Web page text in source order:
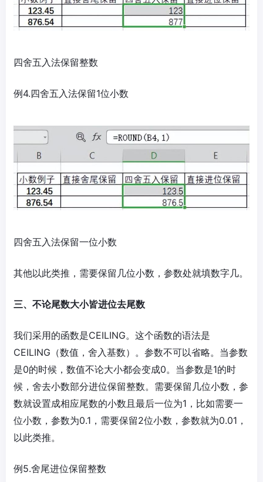
四舍五入法保留整数
例4.四舍五入法保留1位小数
四舍五入法保留一位小数
其他以此类推，需要保留几位小数，参数处就填数字几。
三、不论尾数大小皆进位去尾数
我们采用的函数是CEILING。这个函数的语法是
CEILING（数值，舍入基数）。参数不可以省略。当参数
是0的时候，数值不论大小都会变成0。当参数是1的时
候，舍去小数部分进位保留整数。需要保留几位小数，参
数就设置成相应尾数的小数且最后一位为1，比如需要一
位小数，参数为0.1，需要保留2位小数，参数就为0.01，
以此类推。
例5.舍尾进位保留整数